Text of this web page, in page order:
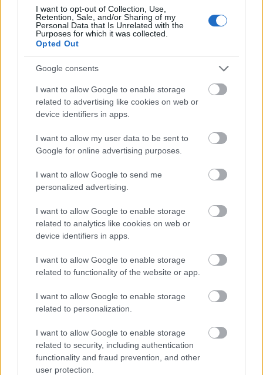
I want to opt-out of Collection, Use,
Retention, Sale, and/or Sharing of my
Personal Data that Is Unrelated with the
Purposes for which it was collected.
Opted Out
Google consents
I want to allow Google to enable storage
related to advertising like cookies on web or
device identifiers in apps.
I want to allow my user data to be sent to
Google for online advertising purposes.
I want to allow Google to send me
personalized advertising.
I want to allow Google to enable storage
related to analytics like cookies on web or
device identifiers in apps.
I want to allow Google to enable storage
related to functionality of the website or app.
I want to allow Google to enable storage
related to personalization.
I want to allow Google to enable storage
related to security, including authentication
functionality and fraud prevention, and other
user protection.
Kimolos Experience Festival